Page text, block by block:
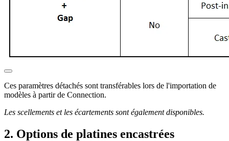
Ces paramètres détachés sont transférables lors de l'importation de
modèles à partir de Connection.
Les scellements et les écartements sont également disponibles.
2. Options de platines encastrées